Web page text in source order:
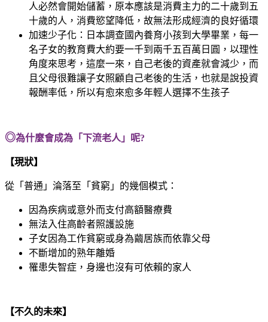
人必然會開始儲蓄，原本應該是消費主力的二十歲到五
十歲的人，消費慾望降低，故無法形成經濟的良好循環
加速少子化：日本調查國內養育小孩到大學畢業，每一
名子女的教育費大約要一千到兩千五百萬日圓，以理性
角度來思考，這麼一來，自己老後的資產就會減少，而
且父母很難讓子女照顧自己老後的生活，也就是說投資
報酬率低，所以有愈來愈多年輕人選擇不生孩子
◎為什麼會成為「下流老人」呢?
【現狀】
從「普通」淪落至「貧窮」的幾個模式：
因為疾病或意外而支付高額醫療費
無法入住高齡者照護設施
子女因為工作貧窮或身為繭居族而依靠父母
不斷增加的熟年離婚
罹患失智症，身邊也沒有可依賴的家人
【不久的未來】